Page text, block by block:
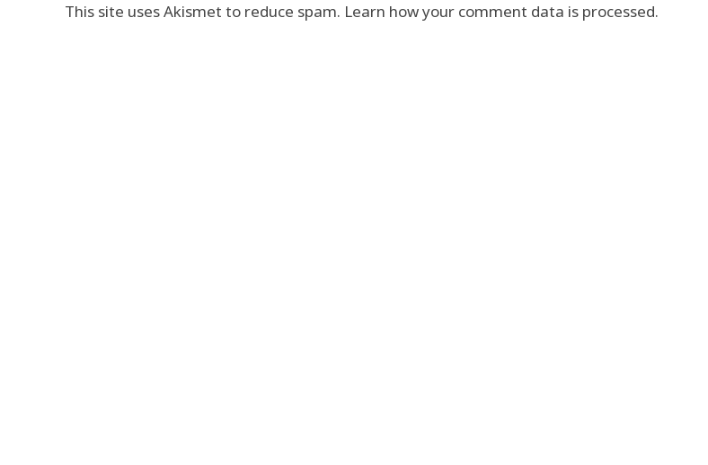
This site uses Akismet to reduce spam. Learn how your comment data is processed.